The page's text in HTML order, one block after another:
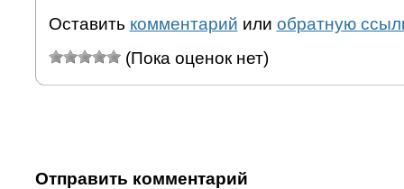
Оставить комментарий или обратную
(Пока оценок нет)
Отправить комментарий